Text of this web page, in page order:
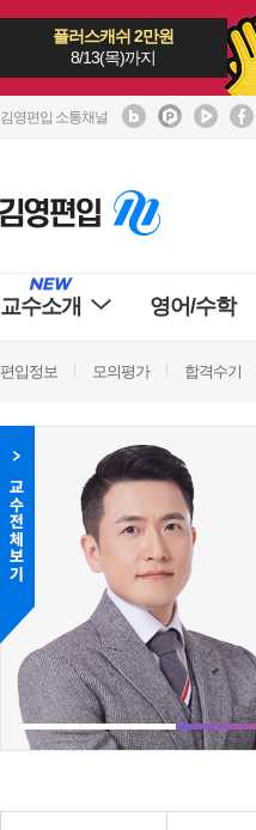
플러스캐쉬 2만원
8/13(목)까지
김영편입 소통채널
교수소개 영어/수학
편입정보 모의평가 합격수기
화
[이정민] [2027 BIOstory] 의학계열 편입생물 심화 1000제 문제풀이